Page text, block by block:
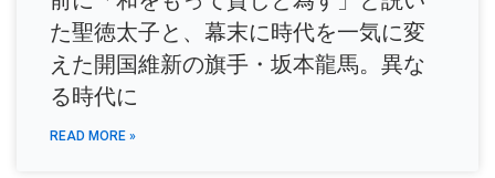
た聖徳太子と、幕末に時代を一気に変
えた開国維新の旗手・坂本龍馬。異な
る時代に
READ MORE »